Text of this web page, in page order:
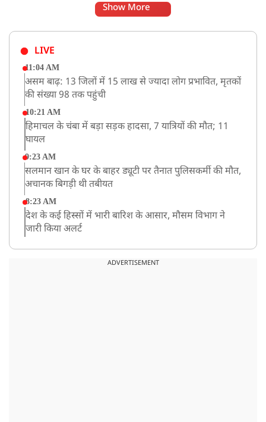
Show More
LIVE
11:04 AM
असम बाढ़: 13 जिलों में 15 लाख से ज्यादा लोग प्रभावित, मृतकों
की संख्या 98 तक पहुंची
10:21 AM
हिमाचल के चंबा में बड़ा सड़क हादसा, 7 यात्रियों की मौत; 11
घायल
9:23 AM
सलमान खान के घर के बाहर ड्यूटी पर तैनात पुलिसकर्मी की मौत,
अचानक बिगड़ी थी तबीयत
8:23 AM
देश के कई हिस्सों में भारी बारिश के आसार, मौसम विभाग ने
जारी किया अलर्ट
भारत समेत 5 देशों पर 100% टैरिफ
ADVERTISEMENT